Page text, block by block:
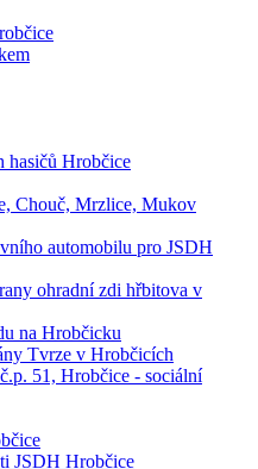
hasičů Hrobčice
Chouč, Mrzlice, Mukov
automobilu pro JSDH
ohradní zdi hřbitova v
na Hrobčicku
Tvrze v Hrobčicích
51, Hrobčice - sociální
JSDH Hrobčice